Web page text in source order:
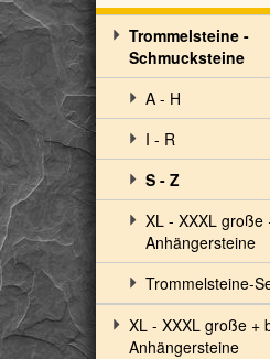
Trommelsteine -
Schmucksteine
A - H
I - R
S - Z
XL - XXXL große
Anhängersteine
Trommelsteine-
XL - XXXL große +
Anhängersteine